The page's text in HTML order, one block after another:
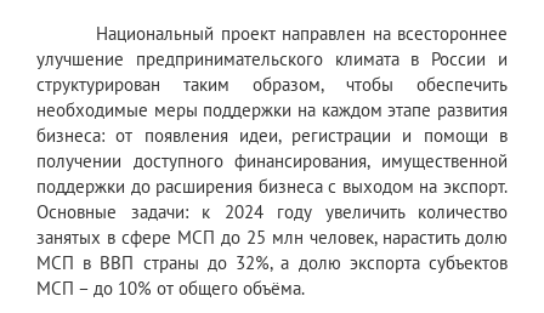
Национальный проект направлен на всестороннее
улучшение предпринимательского климата в России и
структурирован таким образом, чтобы обеспечить
необходимые меры поддержки на каждом этапе развития
бизнеса: от появления идеи, регистрации и помощи в
получении доступного финансирования, имущественной
поддержки до расширения бизнеса с выходом на экспорт.
Основные задачи: к 2024 году увеличить количество
занятых в сфере МСП до 25 млн человек, нарастить долю
МСП в ВВП страны до 32%, а долю экспорта субъектов
МСП – до 10% от общего объёма.